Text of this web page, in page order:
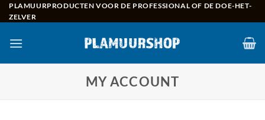
Skip
to
PLAMUURPRODUCTEN VOOR DE PROFESSIONAL OF DE DOE-HET-
ZELVER
MY ACCOUNT